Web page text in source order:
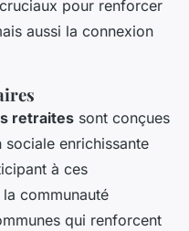
pour renforcer
aussi la connexion
retraites sont conçues
enrichissante
à ces
communauté
qui renforcent